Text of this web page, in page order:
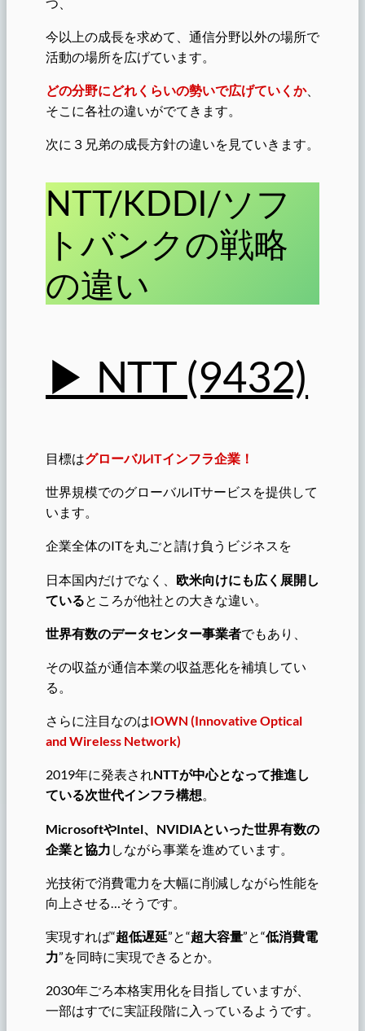
今以上の成長を求めて、通信分野以外の場所で
活動の場所を広げています。
どの分野にどれくらいの勢いで広げていくか、
そこに各社の違いがでてきます。
次に３兄弟の成長方針の違いを見ていきます。
NTT/KDDI/ソフ
トバンクの戦略
の違い
▶︎ NTT (9432)
目標はグローバルITインフラ企業！
世界規模でのグローバルITサービスを提供して
います。
企業全体のITを丸ごと請け負うビジネスを
日本国内だけでなく、 欧米向けにも広く展開し
ている ところが他社との大きな違い。
世界有数のデータセンター事業者でもあり、
その収益が通信本業の収益悪化を補填してい
る。
さらに注目なのはIOWN (Innovative Optical
and Wireless Network)
2019年に発表されNTTが中心となって推進し
ている次世代インフラ構想。
MicrosoftやIntel、NVIDIAといった世界有数の
企業と協力 しながら事業を進めています。
光技術で消費電力を大幅に削減しながら性能を
向上させる…そうです。
実現すれば“超低遅延”と“超大容量”と“低消費電
力”を同時に実現できるとか。
2030年ごろ本格実用化を目指していますが、
一部はすでに実証段階に入っているようです。